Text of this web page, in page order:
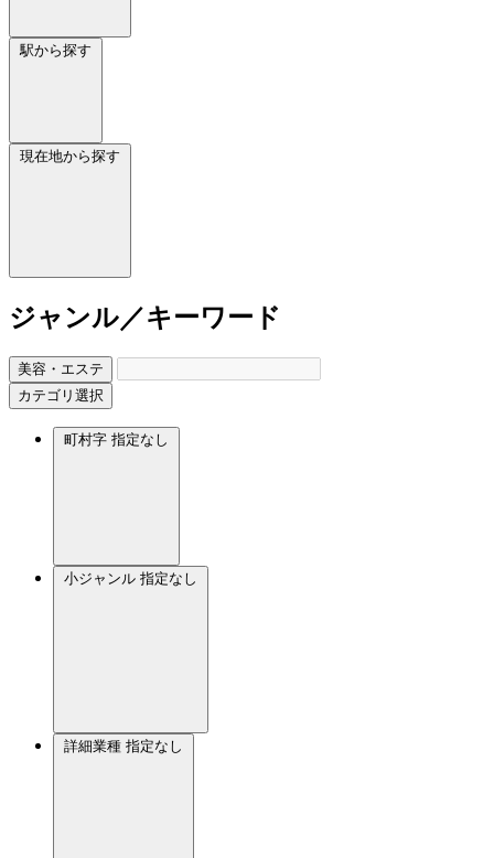
駅から探す
現在地から探す
ジャンル／キーワード
美容・エステ
カテゴリ選択
町村字 指定なし
小ジャンル 指定なし
詳細業種 指定なし